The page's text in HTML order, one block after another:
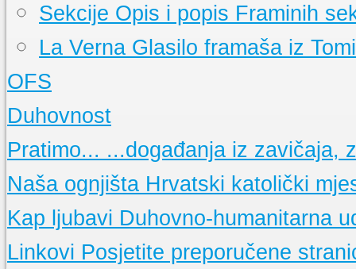
Sekcije Opis i popis Framinih
La Verna Glasilo framaša iz
OFS
Što je OFSUkratko o redu
Duhovnost
Osnovne molitve
Nedjeljne propovijedi
Pratimo... ...događanja iz zavičaja,
Naša ognjišta Hrvatski katolički
Kap ljubavi Duhovno-humanitarna
Linkovi Posjetite preporučene